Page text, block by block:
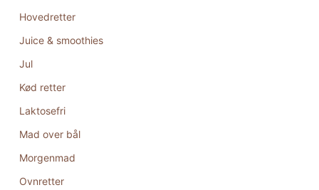
Hovedretter
Juice & smoothies
Jul
Kød retter
Laktosefri
Mad over bål
Morgenmad
Ovnretter